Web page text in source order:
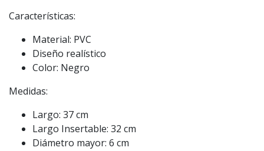
Características:
Material: PVC
Diseño realístico
Color: Negro
Medidas:
Largo: 37 cm
Largo Insertable: 32 cm
Diámetro mayor: 6 cm